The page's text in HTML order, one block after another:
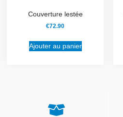
Couverture lestée
€72.90
Ajouter au panier